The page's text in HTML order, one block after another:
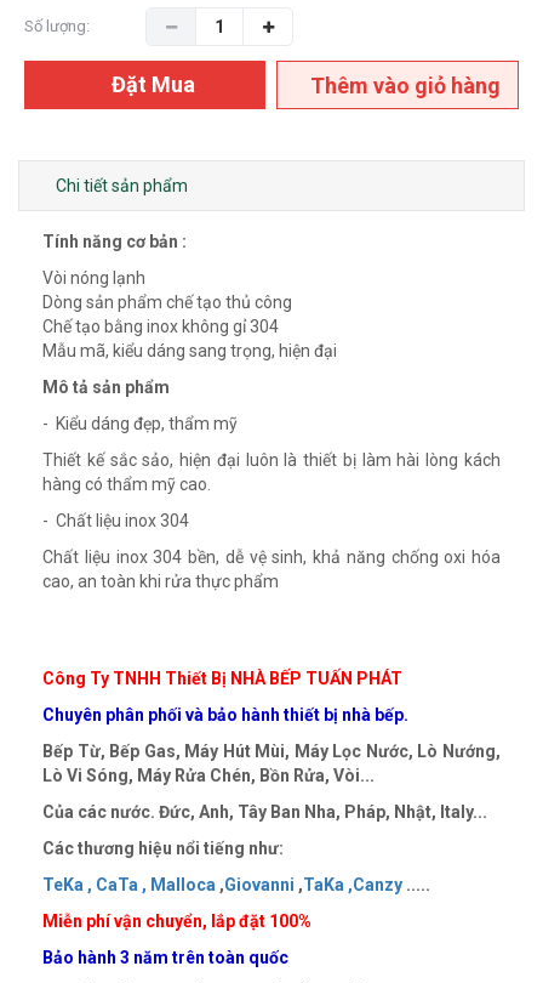
Số lượng:
Đặt Mua Thêm vào giỏ hàng
Chi tiết sản phẩm
Tính năng cơ bản :
Vòi nóng lạnh
Dòng sản phẩm chế tạo thủ công
Chế tạo bằng inox không gỉ 304
Mẫu mã, kiểu dáng sang trọng, hiện đại
Mô tả sản phẩm
- Kiểu dáng đẹp, thẩm mỹ
Thiết kế sắc sảo, hiện đại luôn là thiết bị làm hài lòng kách
hàng có thẩm mỹ cao.
- Chất liệu inox 304
Chất liệu inox 304 bền, dễ vệ sinh, khả năng chống oxi hóa
cao, an toàn khi rửa thực phẩm
Công Ty TNHH Thiết Bị NHÀ BẾP TUẤN PHÁT
Chuyên phân phối và bảo hành thiết bị nhà bếp.
Bếp Từ, Bếp Gas, Máy Hút Mùi, Máy Lọc Nước, Lò Nướng,
Lò Vi Sóng, Máy Rửa Chén, Bồn Rửa, Vòi...
Của các nước. Đức, Anh, Tây Ban Nha, Pháp, Nhật, Italy...
Các thương hiệu nổi tiếng như:
TeKa , CaTa , Malloca ,Giovanni ,TaKa ,Canzy .....
Miễn phí vận chuyển, lắp đặt 100%
Bảo hành 3 năm trên toàn quốc